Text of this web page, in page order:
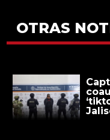
OTRAS